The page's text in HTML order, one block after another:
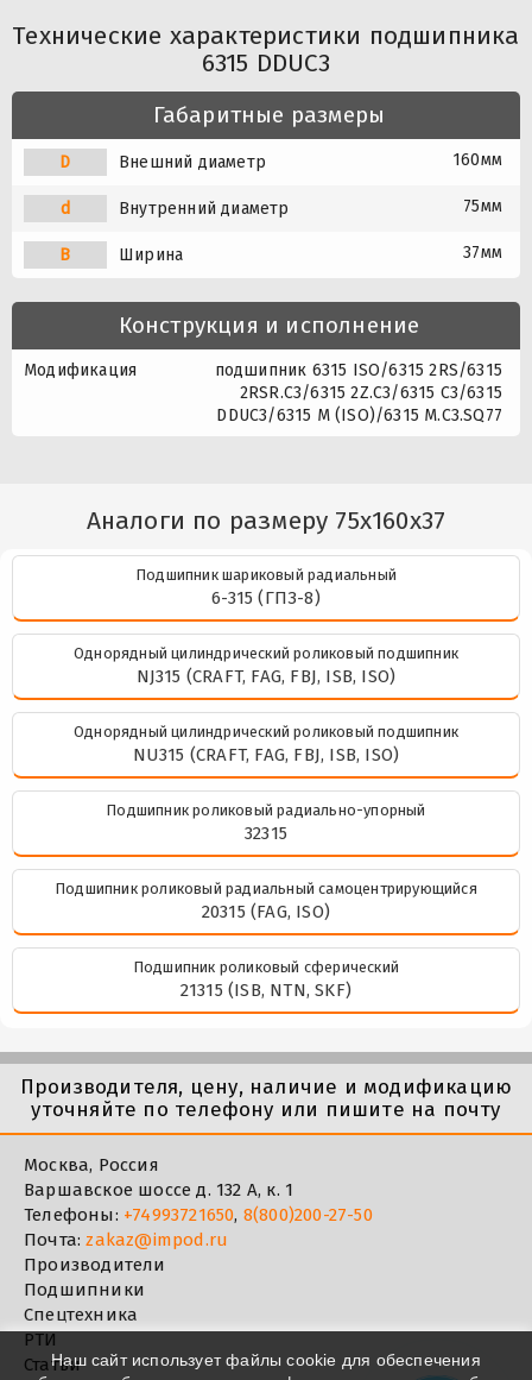
Технические характеристики подшипника
6315 DDUC3
Габаритные размеры
D Внешний диаметр 160мм
d Внутренний диаметр 75мм
B Ширина 37мм
Конструкция и исполнение
Модификация
подшипник 6315 ISO/6315 2RS/6315
2RSR.C3/6315 2Z.C3/6315 C3/6315
DDUC3/6315 M (ISO)/6315 M.C3.SQ77
Аналоги по размеру 75x160x37
Подшипник шариковый радиальный
6-315 (ГПЗ-8)
Однорядный цилиндрический роликовый подшипник
NJ315 (CRAFT, FAG, FBJ, ISB, ISO)
Однорядный цилиндрический роликовый подшипник
NU315 (CRAFT, FAG, FBJ, ISB, ISO)
Подшипник роликовый радиально-упорный
32315
Подшипник роликовый радиальный самоцентрирующийся
20315 (FAG, ISO)
Подшипник роликовый сферический
21315 (ISB, NTN, SKF)
Производителя, цену, наличие и модификацию
уточняйте по телефону или пишите на почту
Москва, Россия
Варшавское шоссе д. 132 А, к. 1
Телефоны: +74993721650, 8(800)200-27-50
Почта:zakaz@impod.ru
Производители
Подшипники
Спецтехника
РТИ
СтатьиНаш сайт использует файлы cookie для обеспечения